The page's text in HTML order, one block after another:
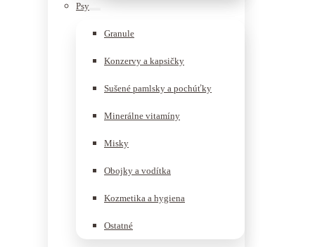
Psy
Granule
Konzervy a kapsičky
Sušené pamlsky a pochúťky
Minerálne vitamíny
Misky
Obojky a vodítka
Kozmetika a hygiena
Ostatné